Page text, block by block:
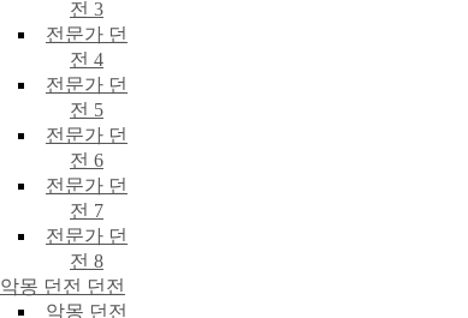
전 3
전문가 던
전 4
전문가 던
전 5
전문가 던
전 6
전문가 던
전 7
전문가 던
전 8
악몽 던전 던전
악몽 던전